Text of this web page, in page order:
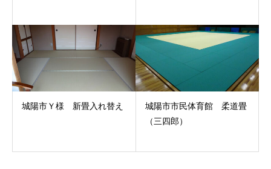
城陽市Ｙ様 新畳入れ替え
城陽市市民体育館 柔道畳
（三四郎）